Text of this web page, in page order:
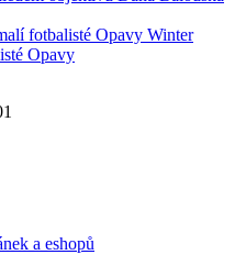
Winter
Opavy
a eshopů